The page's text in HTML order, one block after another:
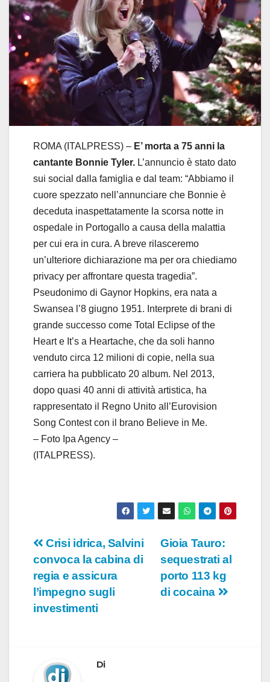
ROMA (ITALPRESS) – E’ morta a 75 anni la
cantante Bonnie Tyler. L’annuncio è stato dato
sui social dalla famiglia e dal team: “Abbiamo il
cuore spezzato nell’annunciare che Bonnie è
deceduta inaspettatamente la scorsa notte in
ospedale in Portogallo a causa della malattia
per cui era in cura. A breve rilasceremo
un’ulteriore dichiarazione ma per ora chiediamo
privacy per affrontare questa tragedia”.
Pseudonimo di Gaynor Hopkins, era nata a
Swansea l’8 giugno 1951. Interprete di brani di
grande successo come Total Eclipse of the
Heart e It’s a Heartache, che da soli hanno
venduto circa 12 milioni di copie, nella sua
carriera ha pubblicato 20 album. Nel 2013,
dopo quasi 40 anni di attività artistica, ha
rappresentato il Regno Unito all’Eurovision
Song Contest con il brano Believe in Me.
– Foto Ipa Agency –
(ITALPRESS).
Navigazione
articoli
Gioia Tauro:
sequestrati al
porto 113 kg
di cocaina
Crisi idrica, Salvini
convoca la cabina di
regia e assicura
l’impegno sugli
investimenti
Di